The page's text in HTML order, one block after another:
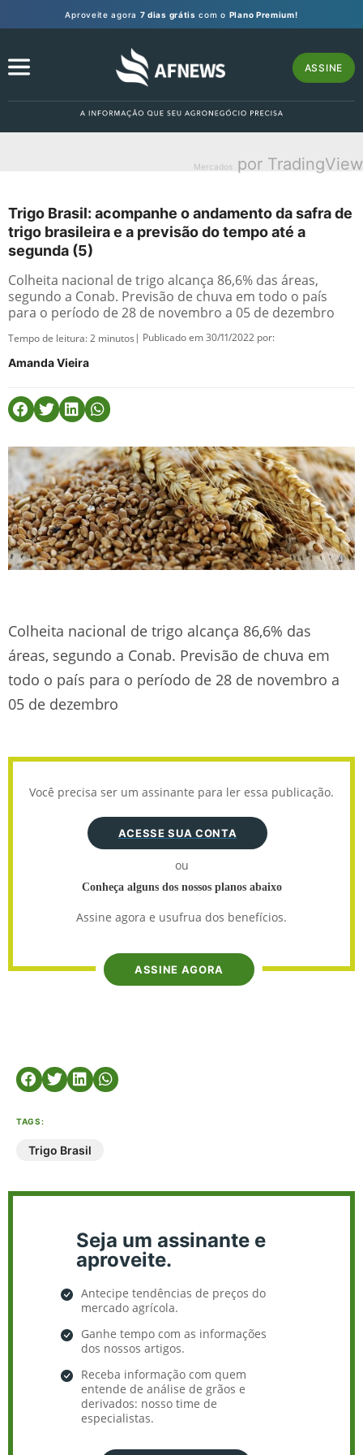
Aproveite agora 7 dias grátis com o Plano Premium!
ASSINE
Mercados por TradingView
Trigo Brasil: acompanhe o andamento da safra de
trigo brasileira e a previsão do tempo até a
segunda (5)
Colheita nacional de trigo alcança 86,6% das áreas,
segundo a Conab. Previsão de chuva em todo o país
para o período de 28 de novembro a 05 de dezembro
Tempo de leitura:2 minutos | Publicado em 30/11/2022 por:
Amanda Vieira
Colheita nacional de trigo alcança 86,6% das
áreas, segundo a Conab. Previsão de chuva em
todo o país para o período de 28 de novembro a
05 de dezembro
Você precisa ser um assinante para ler essa publicação.
ACESSE SUA CONTA
ou
Conheça alguns dos nossos planos abaixo
Assine agora e usufrua dos benefícios.
ASSINE AGORA
TAGS:
Trigo Brasil
Seja um assinante e
aproveite.
Antecipe tendências de preços do
mercado agrícola.
Ganhe tempo com as informações
dos nossos artigos.
Receba informação com quem
entende de análise de grãos e
derivados: nosso time de
especialistas.